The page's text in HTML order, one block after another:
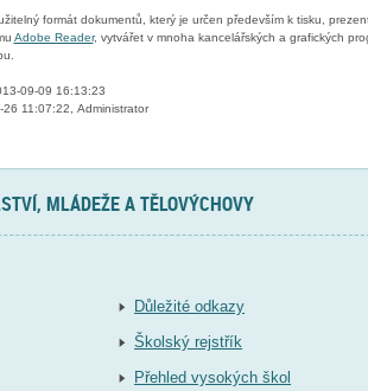
formát dokumentů, který je určen především k tisku,
Adobe Reader, vytvářet v mnoha kancelářských a grafických
09-09 16:13:23
11:07:22, Administrator
MLÁDEŽE A TĚLOVÝCHOVY
Důležité odkazy
Školský rejstřík
Přehled vysokých škol